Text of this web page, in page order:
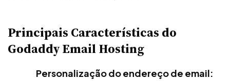
Principais Características do
Godaddy Email Hosting
Personalização do endereço de email: